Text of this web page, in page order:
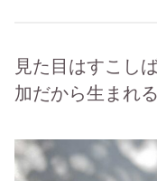
見た目はすこし
加だから生まれ